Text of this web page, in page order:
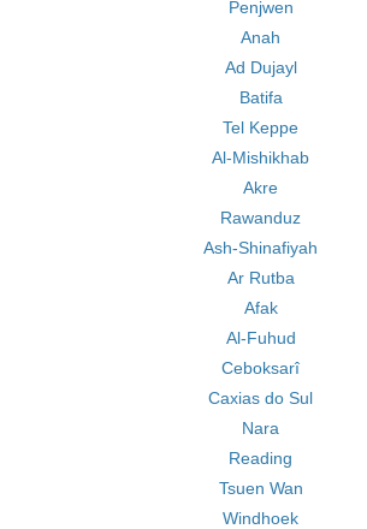
Penjwen
Anah
Ad Dujayl
Batifa
Tel Keppe
Al-Mishikhab
Akre
Rawanduz
Ash-Shinafiyah
Ar Rutba
Afak
Al-Fuhud
Ceboksarî
Caxias do Sul
Nara
Reading
Tsuen Wan
Windhoek